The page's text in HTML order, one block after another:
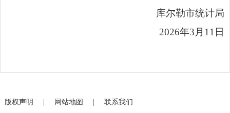
库尔勒市统计局
2026年3月11日
版权声明 | 网站地图 | 联系我们